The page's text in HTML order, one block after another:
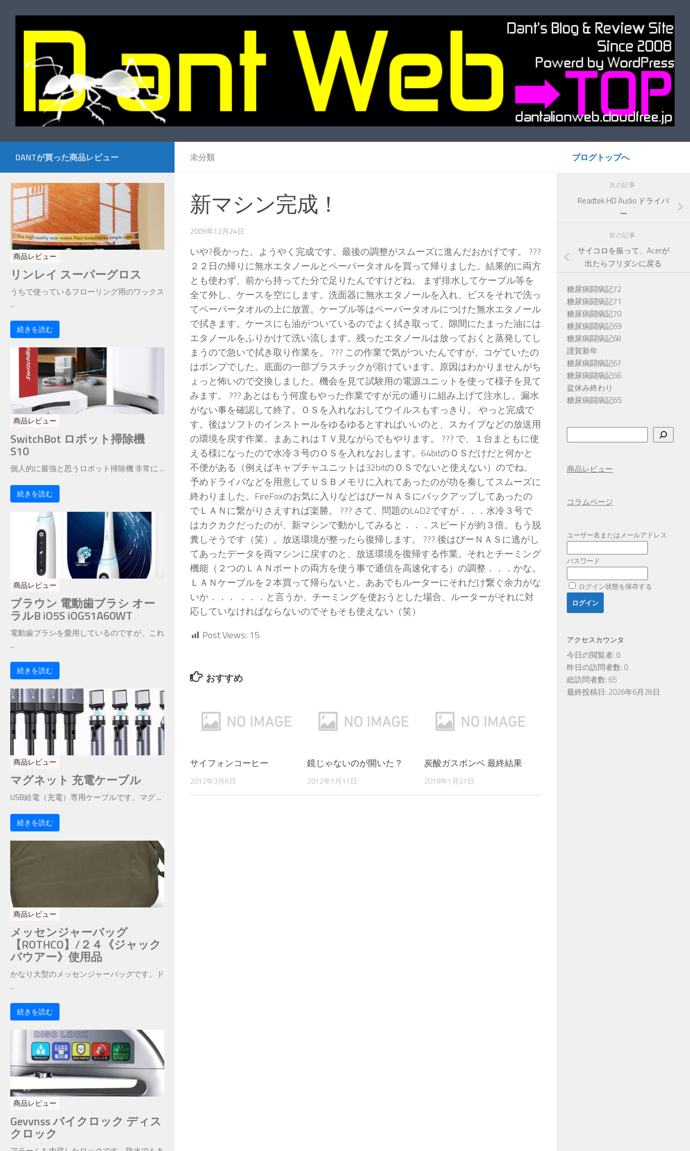
コンテンツへスキップ
未分類
新マシン完成！
2009年12月24日
いや?長かった。ようやく完成です。最後の調整がスムーズに進んだおかげです。 ???
２２日の帰りに無水エタノールとペーパータオルを買って帰りました。結果的に両方
とも使わず、前から持ってた分で足りたんですけどね。 まず排水してケーブル等を
全て外し、ケースを空にします。洗面器に無水エタノールを入れ、ビスをそれで洗っ
てペーパータオルの上に放置。ケーブル等はペーパータオルにつけた無水エタノール
で拭きます。ケースにも油がついているのでよく拭き取って、隙間にたまった油には
エタノールをふりかけて洗い流します。残ったエタノールは放っておくと蒸発してし
まうので急いで拭き取り作業を。 ??? この作業で気がついたんですが、コゲていたの
はポンプでした。底面の一部プラスチックが溶けています。原因はわかりませんがち
ょっと怖いので交換しました。機会を見て試験用の電源ユニットを使って様子を見て
みます。 ??? あとはもう何度もやった作業ですが元の通りに組み上げて注水し、漏水
がない事を確認して終了。ＯＳを入れなおしてウイルスもすっきり。 やっと完成で
す。後はソフトのインストールをゆるゆるとすればいいのと、スカイプなどの放送用
の環境を戻す作業。まあこれはＴＶ見ながらでもやります。 ??? で、１台まともに使
える様になったので水冷３号のＯＳを入れなおします。64bitのＯＳだけだと何かと
不便がある（例えばキャプチャユニットは32bitのＯＳでないと使えない）のでね。
予めドライバなどを用意してＵＳＢメモリに入れてあったのが功を奏してスムーズに
終わりました。FireFoxのお気に入りなどはびーＮＡＳにバックアップしてあったの
でＬＡＮに繋がりさえすれば楽勝。 ??? さて、問題のL4D2ですが．．．水冷３号で
はカクカクだったのが、新マシンで動かしてみると．．．スピードが約３倍。もう脱
糞しそうです（笑）。放送環境が整ったら復帰します。 ??? 後はびーＮＡＳに逃がし
てあったデータを両マシンに戻すのと、放送環境を復帰する作業。それとチーミング
機能（２つのＬＡＮポートの両方を使う事で通信を高速化する）の調整．．．かな。
ＬＡＮケーブルを２本買って帰らないと。ああでもルーターにそれだけ繋ぐ余力がな
いか．．． ．．．と言うか、チーミングを使おうとした場合、ルーターがそれに対
応していなければならないのでそもそも使えない（笑）
Post Views: 15
おすすめ
サイフォンコーヒー
2012年3月6日
鏡じゃないのが開いた？
2012年1月11日
炭酸ガスボンベ 最終結果
2018年1月27日
DANTが買った商品レビュー
商品レビュー
リンレイ スーパーグロス
うちで使っているフローリング用のワックス
...
続きを読む
商品レビュー
SwitchBot ロボット掃除機
S10
個人的に最強と思うロボット掃除機 非常に ...
続きを読む
商品レビュー
ブラウン 電動歯ブラシ オー
ラルB iO5S iOG51A60WT
電動歯ブラシを愛用しているのですが、これ
...
続きを読む
商品レビュー
マグネット 充電ケーブル
USB給電（充電）専用ケーブルです。マグ ...
続きを読む
商品レビュー
メッセンジャーバッグ
【ROTHCO】/２４《ジャック
バウアー》使用品
かなり大型のメッセンジャーバッグです。ド
...
続きを読む
商品レビュー
Gevvnss バイクロック ディス
クロック
ブログトップへ
次の記事
Readtek HD Audio ドライバ
ー
前の記事
サイコロを振って、Acerが
出たらフリダシに戻る
糖尿病闘病記72
糖尿病闘病記71
糖尿病闘病記70
糖尿病闘病記69
糖尿病闘病記68
謹賀新年
糖尿病闘病記67
糖尿病闘病記66
盆休み終わり
糖尿病闘病記65
索
商品レビュー
コラムページ
ユーザー名またはメールアドレス
パスワード
ログイン状態を保存する
アクセスカウンタ
今日の閲覧者: 0
昨日の訪問者数: 0
総訪問者数: 65
最終投稿日: 2026年6月28日